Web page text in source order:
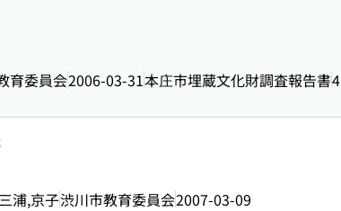
育委員会2006-03-31本庄市埋蔵文化財調査報告書4
浦,京子渋川市教育委員会2007-03-09